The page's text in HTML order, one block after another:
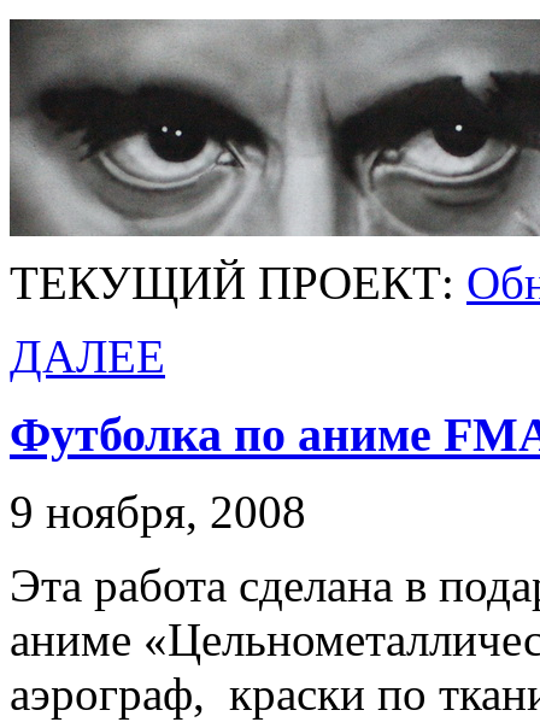
ТЕКУЩИЙ ПРОЕКТ:
ДАЛЕЕ
Футболка по аниме
9 ноября, 2008
Эта работа сделана в
аниме
аэрограф, краски по